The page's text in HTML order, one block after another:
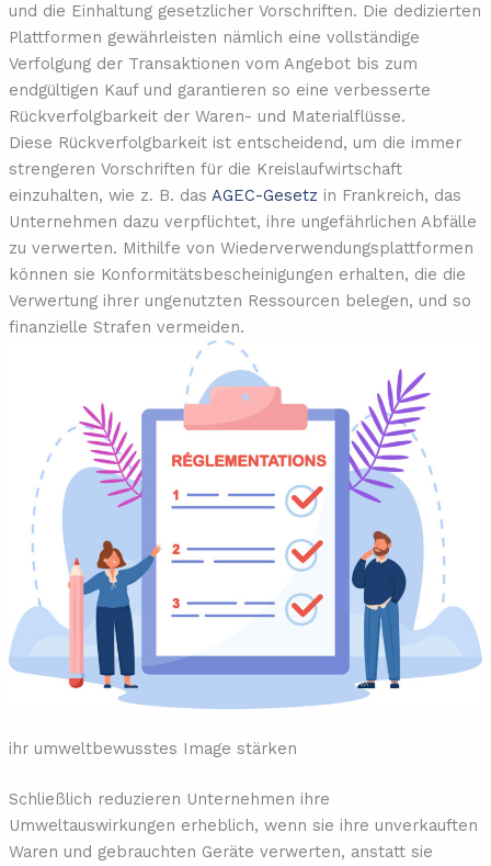
und die Einhaltung gesetzlicher Vorschriften. Die dedizierten
Plattformen gewährleisten nämlich eine vollständige
Verfolgung der Transaktionen vom Angebot bis zum
endgültigen Kauf und garantieren so eine verbesserte
Rückverfolgbarkeit der Waren- und Materialflüsse.
Diese Rückverfolgbarkeit ist entscheidend, um die immer
strengeren Vorschriften für die Kreislaufwirtschaft
einzuhalten, wie z. B. das AGEC-Gesetz in Frankreich, das
Unternehmen dazu verpflichtet, ihre ungefährlichen Abfälle
zu verwerten. Mithilfe von Wiederverwendungsplattformen
können sie Konformitätsbescheinigungen erhalten, die die
Verwertung ihrer ungenutzten Ressourcen belegen, und so
finanzielle Strafen vermeiden.
ihr umweltbewusstes Image stärken
Schließlich reduzieren Unternehmen ihre
Umweltauswirkungen erheblich, wenn sie ihre unverkauften
Waren und gebrauchten Geräte verwerten, anstatt sie